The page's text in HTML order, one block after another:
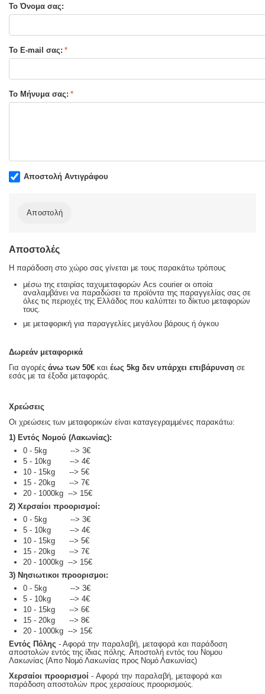
Σελίδες :
Το Όνομα σας:
Το E-mail σας:
Το Μήνυμα σας:
Αποστολή Αντιγράφου
Αποστολή
Αποστολές
Η παράδοση στο χώρο σας γίνεται με τους παρακάτω τρόπους
μέσω της εταιρίας ταχυμεταφορών Acs courier οι οποία
αναλαμβάνει να παραδώσει τα προϊόντα της παραγγελίας σας σε
όλες τις περιοχές της Ελλάδος που καλύπτει το δίκτυο μεταφορών
τους.
με μεταφορική για παραγγελίες μεγάλου βάρους ή όγκου
Δωρεάν μεταφορικά
Για αγορέςάνω των 50€ καιέως 5kg δεν υπάρχει επιβάρυνση σε
εσάς με τα έξοδα μεταφοράς.
Χρεώσεις
Οι χρεώσεις των μεταφορικών είναι καταγεγραμμένες παρακάτω:
1) Εντός Νομού (Λακωνίας):
0 - 5kg --> 3€
5 - 10kg --> 4€
10 - 15kg --> 5€
15 - 20kg --> 7€
20 - 1000kg --> 15€
2) Χερσαίοι προορισμοί:
0 - 5kg --> 3€
5 - 10kg --> 4€
10 - 15kg --> 5€
15 - 20kg --> 7€
20 - 1000kg --> 15€
3) Νησιωτικοι προορισμοι:
0 - 5kg --> 3€
5 - 10kg --> 4€
10 - 15kg --> 6€
15 - 20kg --> 8€
20 - 1000kg --> 15€
Εντός Πόλης - Αφορά την παραλαβή, μεταφορά και παράδοση
αποστολών εντός της ίδιας πόλης. Αποστολή εντός του Νομου
Λακωνίας (Απο Νομό Λακωνίας προς Νομό Λακωνίας)
Χερσαίοι προορισμοί - Αφορά την παραλαβή, μεταφορά και
παράδοση αποστολών προς χερσαίους προορισμούς.